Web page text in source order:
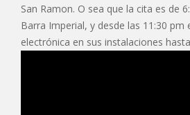
San Ramon. O sea que la cita es de
Barra Imperial, y desde las 11:30 pm
electrónica en sus instalaciones